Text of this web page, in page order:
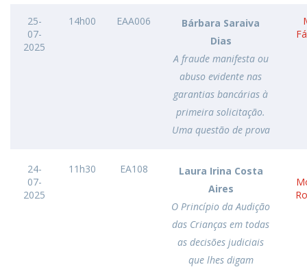
25-
07-
2025
14h00 EAA006
Bárbara Saraiva
Dias
A fraude manifesta ou
abuso evidente nas
garantias bancárias à
primeira solicitação.
Uma questão de prova
24-
07-
2025
11h30 EA108
Laura Irina Costa
Aires
O Princípio da Audição
das Crianças em todas
as decisões judiciais
que lhes digam